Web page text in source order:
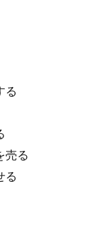
る
売る
る